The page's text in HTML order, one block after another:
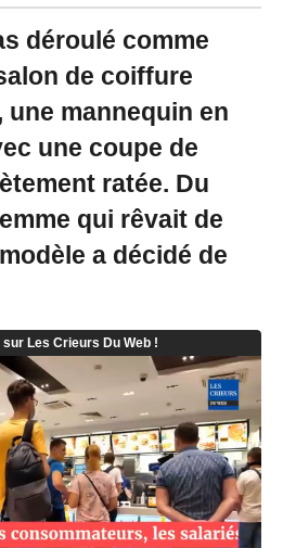
déroulé comme
de coiffure
une mannequin en
une coupe de
ratée. Du
qui rêvait de
a décidé de